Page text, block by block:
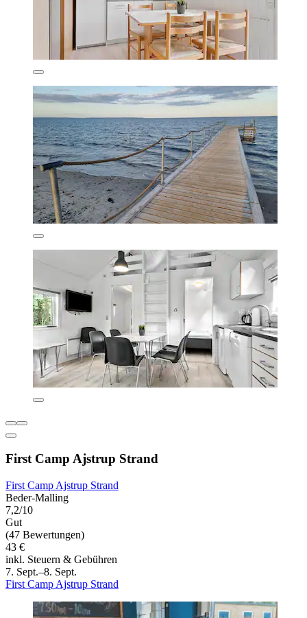
First Camp Ajstrup Strand
First Camp Ajstrup Strand
Beder-Malling
7,2/10
Gut
(47 Bewertungen)
43 €
inkl. Steuern & Gebühren
7. Sept.–8. Sept.
First Camp Ajstrup Strand